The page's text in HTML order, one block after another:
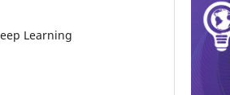
Learning